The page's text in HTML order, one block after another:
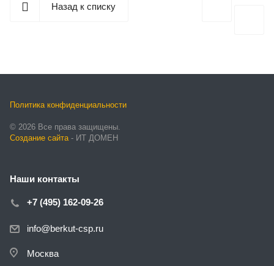
Назад к списку
Политика конфиденциальности
© 2026 Все права защищены.
Создание сайта - ИТ ДОМЕН
Наши контакты
+7 (495) 162-09-26
info@berkut-csp.ru
Москва